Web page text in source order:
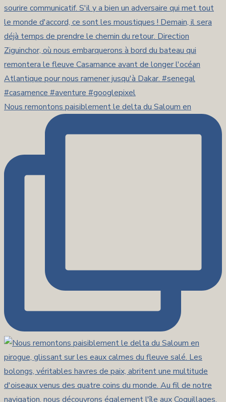
Nous remontons paisiblement le delta du Saloum en